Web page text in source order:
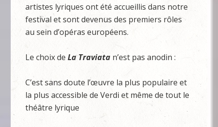
artistes lyriques ont été accueillis dans notre
festival et sont devenus des premiers rôles
au sein d’opéras européens.
Le choix deLa Traviata n’est pas anodin :
C’est sans doute l’œuvre la plus populaire et
la plus accessible de Verdi et même de tout le
théâtre lyrique